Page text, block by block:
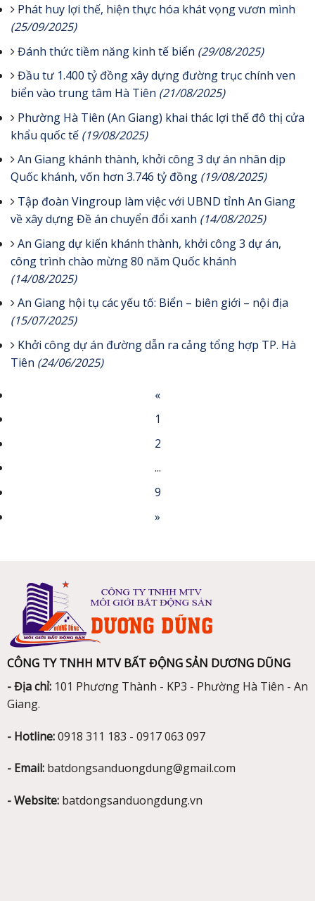
Phát huy lợi thế, hiện thực hóa khát vọng vươn mình
(25/09/2025)
Đánh thức tiềm năng kinh tế biển (29/08/2025)
Đầu tư 1.400 tỷ đồng xây dựng đường trục chính ven
biển vào trung tâm Hà Tiên (21/08/2025)
Phường Hà Tiên (An Giang) khai thác lợi thế đô thị cửa
khẩu quốc tế (19/08/2025)
An Giang khánh thành, khởi công 3 dự án nhân dịp
Quốc khánh, vốn hơn 3.746 tỷ đồng (19/08/2025)
Tập đoàn Vingroup làm việc với UBND tỉnh An Giang
về xây dựng Đề án chuyển đổi xanh (14/08/2025)
An Giang dự kiến khánh thành, khởi công 3 dự án,
công trình chào mừng 80 năm Quốc khánh
(14/08/2025)
An Giang hội tụ các yếu tố: Biển – biên giới – nội địa
(15/07/2025)
Khởi công dự án đường dẫn ra cảng tổng hợp TP. Hà
Tiên (24/06/2025)
«
1
2
...
9
»
CÔNG TY TNHH MTV BẤT ĐỘNG SẢN DƯƠNG DŨNG
- Địa chỉ:101 Phương Thành - KP3 - Phường Hà Tiên - An
Giang.
- Hotline:0918 311 183 - 0917 063 097
- Email:batdongsanduongdung@gmail.com
- Website:batdongsanduongdung.vn